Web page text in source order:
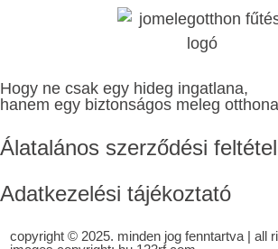
Hogy ne csak egy hideg ingatlana,
hanem egy biztonságos meleg
Álatalános szerződési
Adatkezelési tájékoztató
copyright © 2025. minden jog fenntartva | all